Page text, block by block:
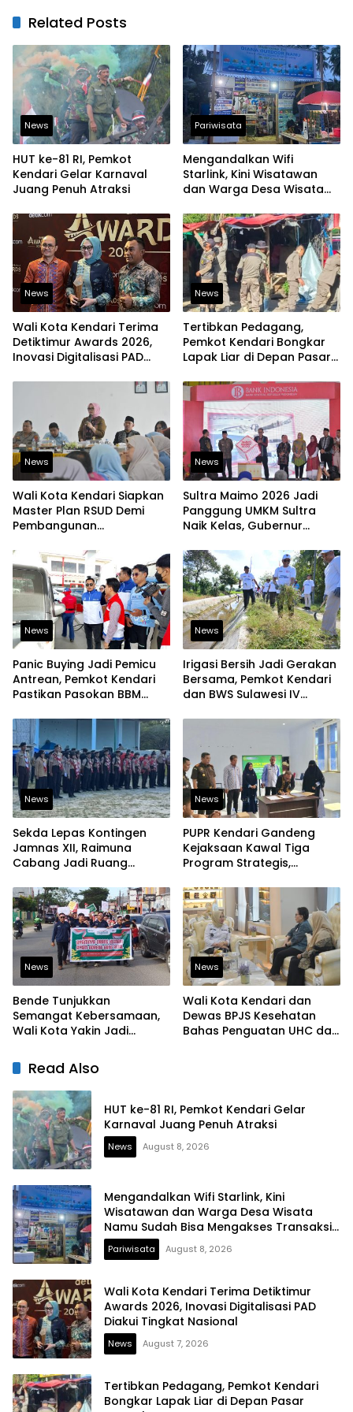
Related Posts
News
HUT ke-81 RI, Pemkot
Kendari Gelar Karnaval
Juang Penuh Atraksi
Pariwisata
Mengandalkan Wifi
Starlink, Kini Wisatawan
dan Warga Desa Wisata
Mengakses Transaksi
Digital
News
Wali Kota Kendari Terima
Detiktimur Awards 2026,
Inovasi Digitalisasi PAD
News
Tertibkan Pedagang,
Pemkot Kendari Bongkar
Lapak Liar di Depan Pasar
News
Wali Kota Kendari Siapkan
Master Plan RSUD Demi
Pembangunan
News
Sultra Maimo 2026 Jadi
Panggung UMKM Sultra
Naik Kelas, Gubernur
Tembus Pasar Ekspor
News
Panic Buying Jadi Pemicu
Antrean, Pemkot Kendari
Pastikan Pasokan BBM
News
Irigasi Bersih Jadi Gerakan
Bersama, Pemkot Kendari
dan BWS Sulawesi IV
Pangan
News
Sekda Lepas Kontingen
Jamnas XII, Raimuna
Cabang Jadi Ruang
dan Berjiwa Pemimpin
News
PUPR Kendari Gandeng
Kejaksaan Kawal Tiga
Program Strategis,
Bangun Infrastruktur
Berintegritas
News
Bende Tunjukkan
Semangat Kebersamaan,
Wali Kota Yakin Jadi
Lain
News
Wali Kota Kendari dan
Dewas BPJS Kesehatan
Bahas Penguatan UHC dan
Read Also
HUT ke-81 RI, Pemkot Kendari Gelar
Karnaval Juang Penuh Atraksi
News August 8, 2026
Mengandalkan Wifi Starlink, Kini
Wisatawan dan Warga Desa Wisata
Namu Sudah Bisa Mengakses Transaksi
Digital
Pariwisata August 8, 2026
Wali Kota Kendari Terima Detiktimur
Awards 2026, Inovasi Digitalisasi PAD
Diakui Tingkat Nasional
News August 7, 2026
Tertibkan Pedagang, Pemkot Kendari
Bongkar Lapak Liar di Depan Pasar